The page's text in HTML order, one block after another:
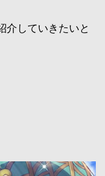
介していきたいと